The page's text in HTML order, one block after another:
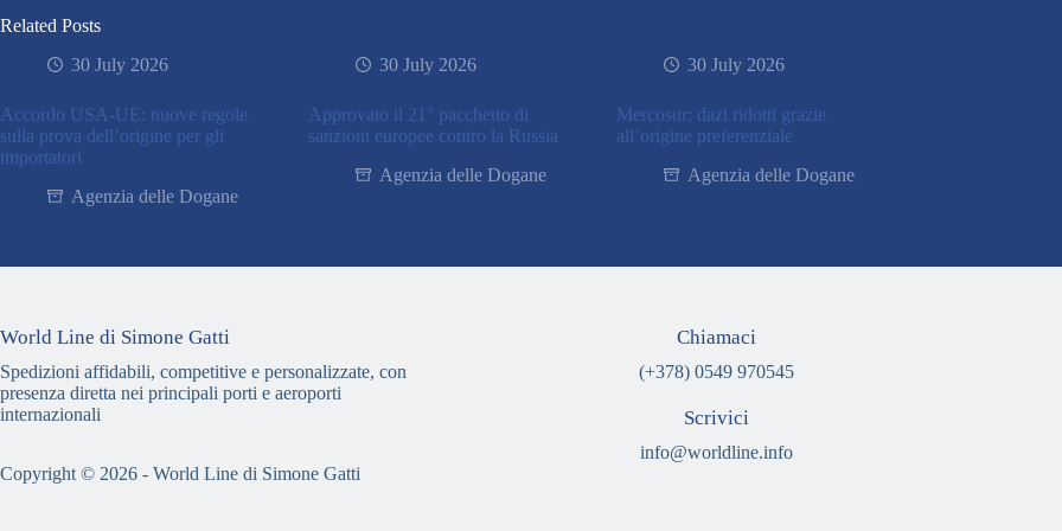
Related Posts
30 July 2026
Accordo USA-UE: nuove regole
sulla prova dell’origine per gli
importatori
Agenzia delle Dogane
30 July 2026
Approvato il 21° pacchetto di
sanzioni europee contro la Russia
Agenzia delle Dogane
30 July 2026
Mercosur: dazi ridotti grazie
all’origine preferenziale
Agenzia delle Dogane
World Line di Simone Gatti
Spedizioni affidabili, competitive e personalizzate, con
presenza diretta nei principali porti e aeroporti
internazionali
Chiamaci
(+378) 0549 970545
Scrivici
info@worldline.info
Copyright © 2026 - World Line di Simone Gatti